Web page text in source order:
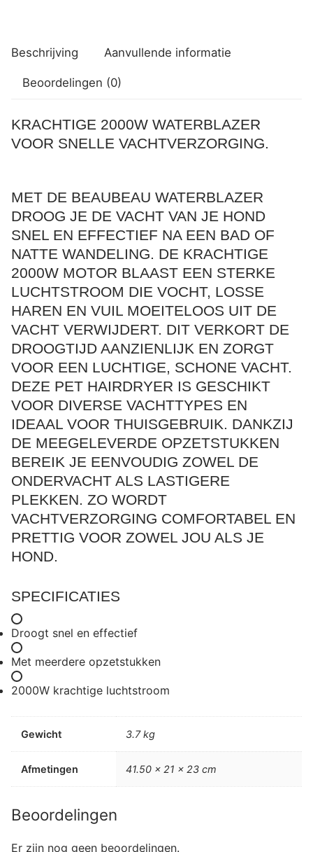
Beschrijving Aanvullende informatie
Beoordelingen (0)
KRACHTIGE 2000W WATERBLAZER
VOOR SNELLE VACHTVERZORGING.
MET DE BEAUBEAU WATERBLAZER
DROOG JE DE VACHT VAN JE HOND
SNEL EN EFFECTIEF NA EEN BAD OF
NATTE WANDELING. DE KRACHTIGE
2000W MOTOR BLAAST EEN STERKE
LUCHTSTROOM DIE VOCHT, LOSSE
HAREN EN VUIL MOEITELOOS UIT DE
VACHT VERWIJDERT. DIT VERKORT DE
DROOGTIJD AANZIENLIJK EN ZORGT
VOOR EEN LUCHTIGE, SCHONE VACHT.
DEZE PET HAIRDRYER IS GESCHIKT
VOOR DIVERSE VACHTTYPES EN
IDEAAL VOOR THUISGEBRUIK. DANKZIJ
DE MEEGELEVERDE OPZETSTUKKEN
BEREIK JE EENVOUDIG ZOWEL DE
ONDERVACHT ALS LASTIGERE
PLEKKEN. ZO WORDT
VACHTVERZORGING COMFORTABEL EN
PRETTIG VOOR ZOWEL JOU ALS JE
HOND.
SPECIFICATIES
Droogt snel en effectief
Met meerdere opzetstukken
2000W krachtige luchtstroom
Gewicht 3.7 kg
Afmetingen 41.50 × 21 × 23 cm
Beoordelingen
Er zijn nog geen beoordelingen.